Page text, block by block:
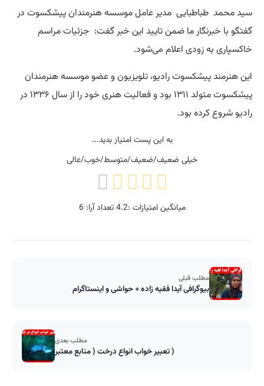
سید محمد طباطبایی مدیر عامل موسسه هنرمندان پیشکسوت در
گفتگو با خبرنگار ما ضمن تایید این خبر گفت: جزئیات مراسم
خاکسپاری به زودی اعلام می‌شود.
این هنرمند پیشکسوت رادیو، تلویزیون و عضو موسسه هنرمندان
پیشکسوت متولد ۱۳۱۱ بود و فعالیت هنری خود را از سال ۱۳۳۶ در
رادیو شروع کرده بود.
به این پست امتیاز بدید...
خیلی ضعیف/ضعیف/متوسط/خوب/عالی
میانگین امتیازات :4.2تعداد آرا:6
مطلب قبلی
بیوگرافی آیدا فقیه زاده + حواشی و اینستاگرام
مطلب بعدی
تعبیر خواب انواع درخت ( منابع معتبر )